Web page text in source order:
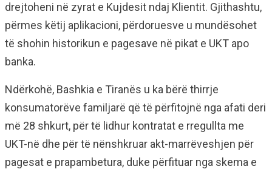
drejtoheni në zyrat e Kujdesit ndaj Klientit. Gjithashtu,
përmes këtij aplikacioni, përdoruesve u mundësohet
të shohin historikun e pagesave në pikat e UKT apo
banka.
Ndërkohë, Bashkia e Tiranës u ka bërë thirrje
konsumatorëve familjarë që të përfitojnë nga afati deri
më 28 shkurt, për të lidhur kontratat e rregullta me
UKT-në dhe për të nënshkruar akt-marrëveshjen për
pagesat e prapambetura, duke përfituar nga skema e